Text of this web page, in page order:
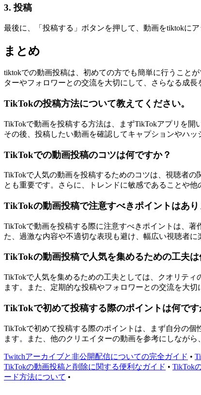
3. 投稿
最後に、「投稿する」ボタンを押して、動画をtiktokに
まとめ
tiktokでの動画投稿は、初めての方でも簡単に行うこと
ターやフォロワーとの交流を大切にして、さらなる成長
TikTokの投稿方法について教えてください。
TikTokで動画を投稿する方法は、まずTikTokアプリを
その後、投稿したい動画を確認してキャプションやハ
TikTokでの動画投稿のコツは何ですか？
TikTokで人気の動画を投稿するためのコツは、視聴者
とも重要です。さらに、トレンドに敏感であることや
TikTokの動画投稿で注意すべきポイントはあり
TikTokで動画を投稿する際に注意すべきポイントは、
た、過激な内容や不適切な表現も避け、幅広い視聴者
TikTokの動画投稿で人気を集めるための工夫は
TikTokで人気を集めるための工夫としては、クオリテ
ます。また、定期的な投稿やフォロワーとの交流を大
TikTokで初めて投稿する際のポイントは何です
TikTokで初めて投稿する際のポイントは、まず自分の
ます。また、他のクリエイターの動画を参考にしなが
Twitchアーカイブと非公開配信についての完全ガイド •
TikTokの動画投稿と削除に関する便利なガイド • TikTok
ード方法について •